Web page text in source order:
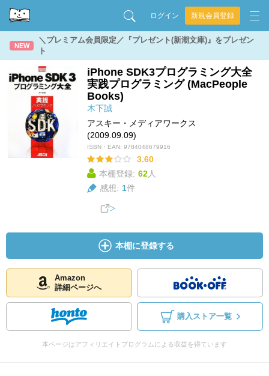
ログイン 新規会員登録
NEW
＼プレミアム会員限定／『プレゼント(新潮文庫)』をプレゼン
ト
iPhone SDK3プログラミング大全
実践プログラミング (MacPeople
Books)
木下誠
アスキー・メディアワークス
(2009.09.09)
ISBN・EAN: 9784048679916
3.60
本棚登録: 62人
感想: 1件
本棚に登録する
Amazon
詳細ページへ
購入ストア一覧
本ページはアフィリエイトプログラムによる収益を得ています